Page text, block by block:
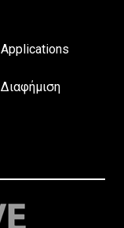
Applications
Διαφήμιση